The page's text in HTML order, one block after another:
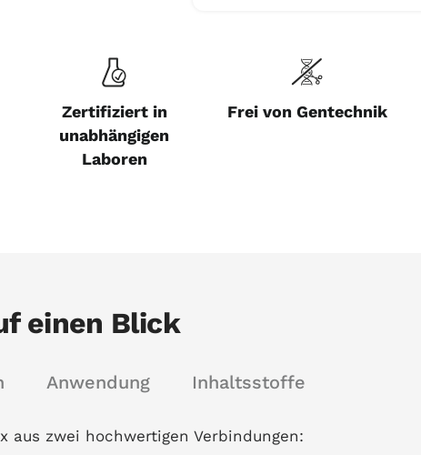
Zertifiziert in
unabhängigen
Laboren
Frei von Gentechnik
einen Blick
Anwendung Inhaltsstoffe
aus zwei hochwertigen Verbindungen: